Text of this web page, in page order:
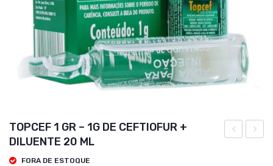
TOPCEF 1 GR – 1G DE CEFTIOFUR +
DILUENTE 20 ML
FORA DE ESTOQUE